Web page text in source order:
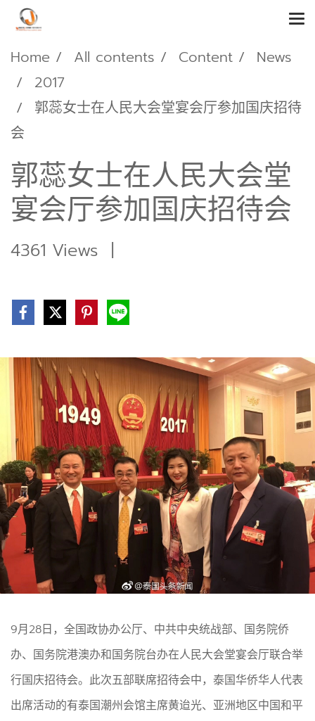
Home All contents Content
News
2017
郭蕊女士在人民大会堂宴会厅参加国庆招待
会
郭蕊女士在人民大会堂
宴会厅参加国庆招待会
4361 Views |
9月28日，全国政协办公厅、中共中央统战部、国务院侨
办、国务院港澳办和国务院台办在人民大会堂宴会厅联合举
行国庆招待会。此次五部联席招待会中，泰国华侨华人代表
出席活动的有泰国潮州会馆主席黄迨光、亚洲地区中国和平